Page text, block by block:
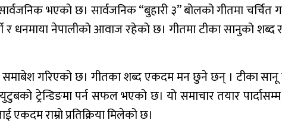
भएको छ। सार्वजनिक “बुहारी ३” बोलको गीतमा चर्चित
र धनमाया नेपालीको आवाज रहेको छ। गीतमा टीका सानुको शब्द
समाबेश गरिएको छ। गीतका शब्द एकदम मन छुने छन् । टीका
ट्रेन्डिङमा पर्न सफल भएको छ। यो समाचार तयार
राम्रो प्रतिक्रिया मिलेको छ।